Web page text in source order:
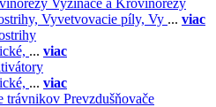
Vyžínače a Krovinorezy
Vyvetvovacie píly, Vy ... viac
... viac
... viac
Prevzdušňovače